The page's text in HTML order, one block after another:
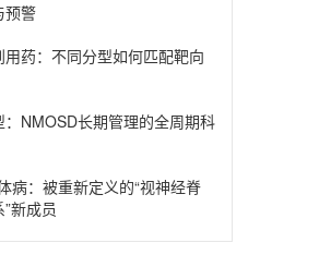
预警
用药：不同分型如何匹配靶向
：NMOSD长期管理的全周期科
病：被重新定义的“视神经脊
新成员